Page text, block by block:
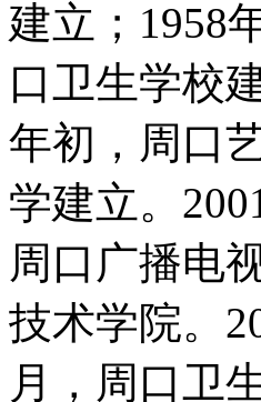
建立；1958
口卫生学校
年初，周口
学建立。
周口广播电
技术学院。
月，周口卫